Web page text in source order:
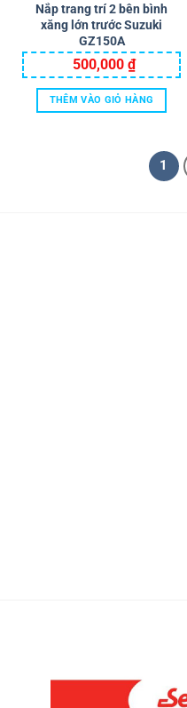
Nắp trang trí 2 bên bình
xăng lớn trước Suzuki
GZ150A
500,000 ₫
THÊM VÀO GIỎ HÀNG
1